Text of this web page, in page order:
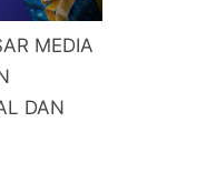
MEDIA
DAN